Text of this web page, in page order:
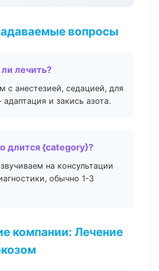
вопросы
лечить?
с анестезией, седацией, для
и закись азота.
длится {category}?
на консультации
обычно 1-3
компании: Лечение